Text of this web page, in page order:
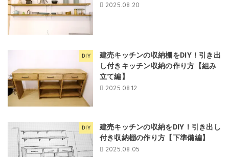
2025.08.20
DIY
建売キッチンの収納棚をDIY！引き出
し付きキッチン収納の作り方【組み
立て編】
2025.08.12
DIY
建売キッチンの収納をDIY！引き出し
付き収納棚の作り方【下準備編】
2025.08.05